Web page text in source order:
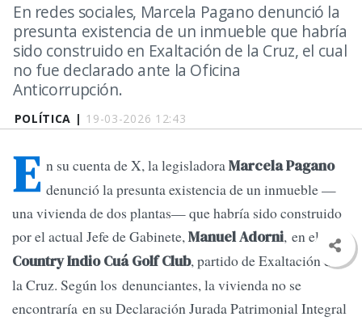
POLÍTICA | 19-03-2026 12:43
En redes sociales, Marcela Pagano denunció la
presunta existencia de un inmueble que habría
sido construido en Exaltación de la Cruz, el cual
no fue declarado ante la Oficina
Anticorrupción.
E n su cuenta de X, la legisladoraMarcela Pagano
denunció la presunta existencia de un inmueble —
una vivienda de dos plantas— que habría sido construido
por el actual Jefe de Gabinete,Manuel Adorni, en el
Country Indio Cuá Golf Club, partido de Exaltación de
la Cruz. Según los denunciantes, la vivienda no se
encontraría en su Declaración Jurada Patrimonial Integral